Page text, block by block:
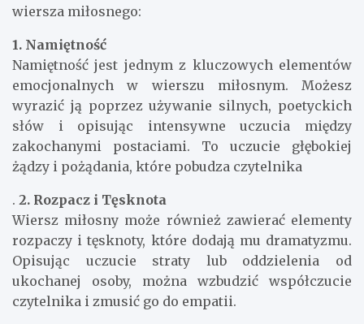
wiersza miłosnego:
1. Namiętność
Namiętność jest jednym z kluczowych elementów
emocjonalnych w wierszu miłosnym. Możesz
wyrazić ją poprzez używanie silnych, poetyckich
słów i opisując intensywne uczucia między
zakochanymi postaciami. To uczucie głębokiej
żądzy i pożądania, które pobudza czytelnika
. 2. Rozpacz i Tęsknota
Wiersz miłosny może również zawierać elementy
rozpaczy i tęsknoty, które dodają mu dramatyzmu.
Opisując uczucie straty lub oddzielenia od
ukochanej osoby, można wzbudzić współczucie
czytelnika i zmusić go do empatii.